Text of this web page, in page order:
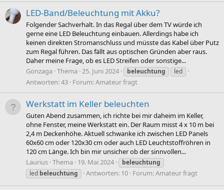
LED-Band/Beleuchtung mit Akku?
Folgender Sachverhalt. In das Regal über dem TV würde ich
gerne eine LED Beleuchtung einbauen. Allerdings habe ich
keinen direkten Stromanschluss und müsste das Kabel über Putz
zum Regal führen. Das fällt aus optischen Gründen aber raus.
Daher meine Frage, ob es LED Streifen oder sonstige...
Gonzaga Thema 25. Juni 2024 beleuchtung led
Antworten: 43 Forum:Amateur fragt
Werkstatt im Keller beleuchten
Guten Abend zusammen, ich richte bei mir daheim im Keller,
ohne Fenster, meine Werkstatt ein. Der Raum misst 4 x 10 m bei
2,4 m Deckenhöhe. Aktuell schwanke ich zwischen LED Panels
60x60 cm oder 120x30 cm oder auch LED Leuchtstoffröhren in
120 cm Länge. Ich bin mir unsicher ob der sinnvollen...
Laurius Thema 19. Mai 2024
beleuchtung
led beleuchtung Antworten: 10 Forum:Amateur fragt